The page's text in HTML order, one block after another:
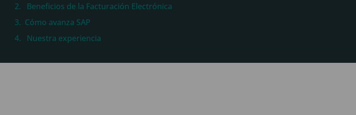
Beneficios de la Facturación Electrónica
Cómo avanza SAP
Nuestra experiencia